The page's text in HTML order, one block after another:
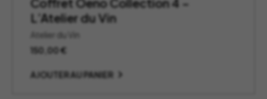
L’Atelier du Vin
Atelier du Vin
150,00€
AJOUTER AU PANIER